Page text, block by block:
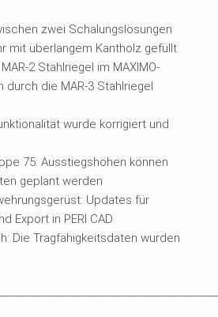
zwei Schalungslösungen
mit überlangem Kantholz gefüllt
2 Stahlriegel im MAXIMO-
durch die MAR-3 Stahlriegel
wurde korrigiert und
75: Ausstiegshöhen können
geplant werden
Updates für
Export in PERI CAD
Die Tragfähigkeitsdaten wurden